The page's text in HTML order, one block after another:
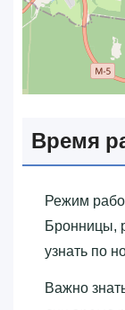
Время
Режим
Бронницы,
узнать по
Важно